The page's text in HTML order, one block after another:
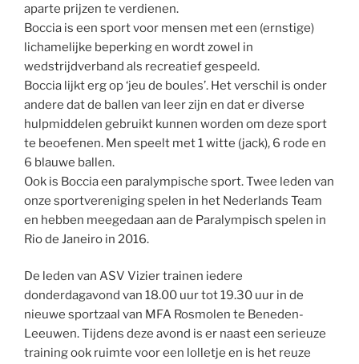
aparte prijzen te verdienen.
Boccia is een sport voor mensen met een (ernstige)
lichamelijke beperking en wordt zowel in
wedstrijdverband als recreatief gespeeld.
Boccia lijkt erg op ‘jeu de boules’. Het verschil is onder
andere dat de ballen van leer zijn en dat er diverse
hulpmiddelen gebruikt kunnen worden om deze sport
te beoefenen. Men speelt met 1 witte (jack), 6 rode en
6 blauwe ballen.
Ook is Boccia een paralympische sport. Twee leden van
onze sportvereniging spelen in het Nederlands Team
en hebben meegedaan aan de Paralympisch spelen in
Rio de Janeiro in 2016.
De leden van ASV Vizier trainen iedere
donderdagavond van 18.00 uur tot 19.30 uur in de
nieuwe sportzaal van MFA Rosmolen te Beneden-
Leeuwen. Tijdens deze avond is er naast een serieuze
training ook ruimte voor een lolletje en is het reuze